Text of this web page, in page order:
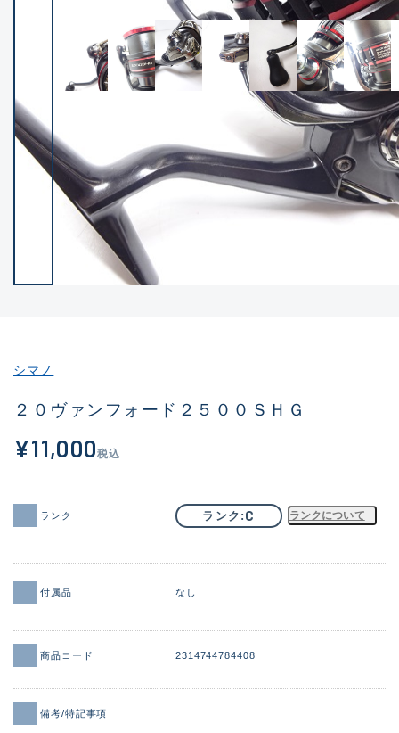
SA (2966)
(12322)
B(22007)
C(38874)
C- (5167)
D(2205)
新商品(2091)
価格
シマノ
２０ヴァンフォード２５００ＳＨＧ
¥11,000税込
ランク ランク C ランクについて
付属品 なし
商品コード 2314744784408
備考/特記事項